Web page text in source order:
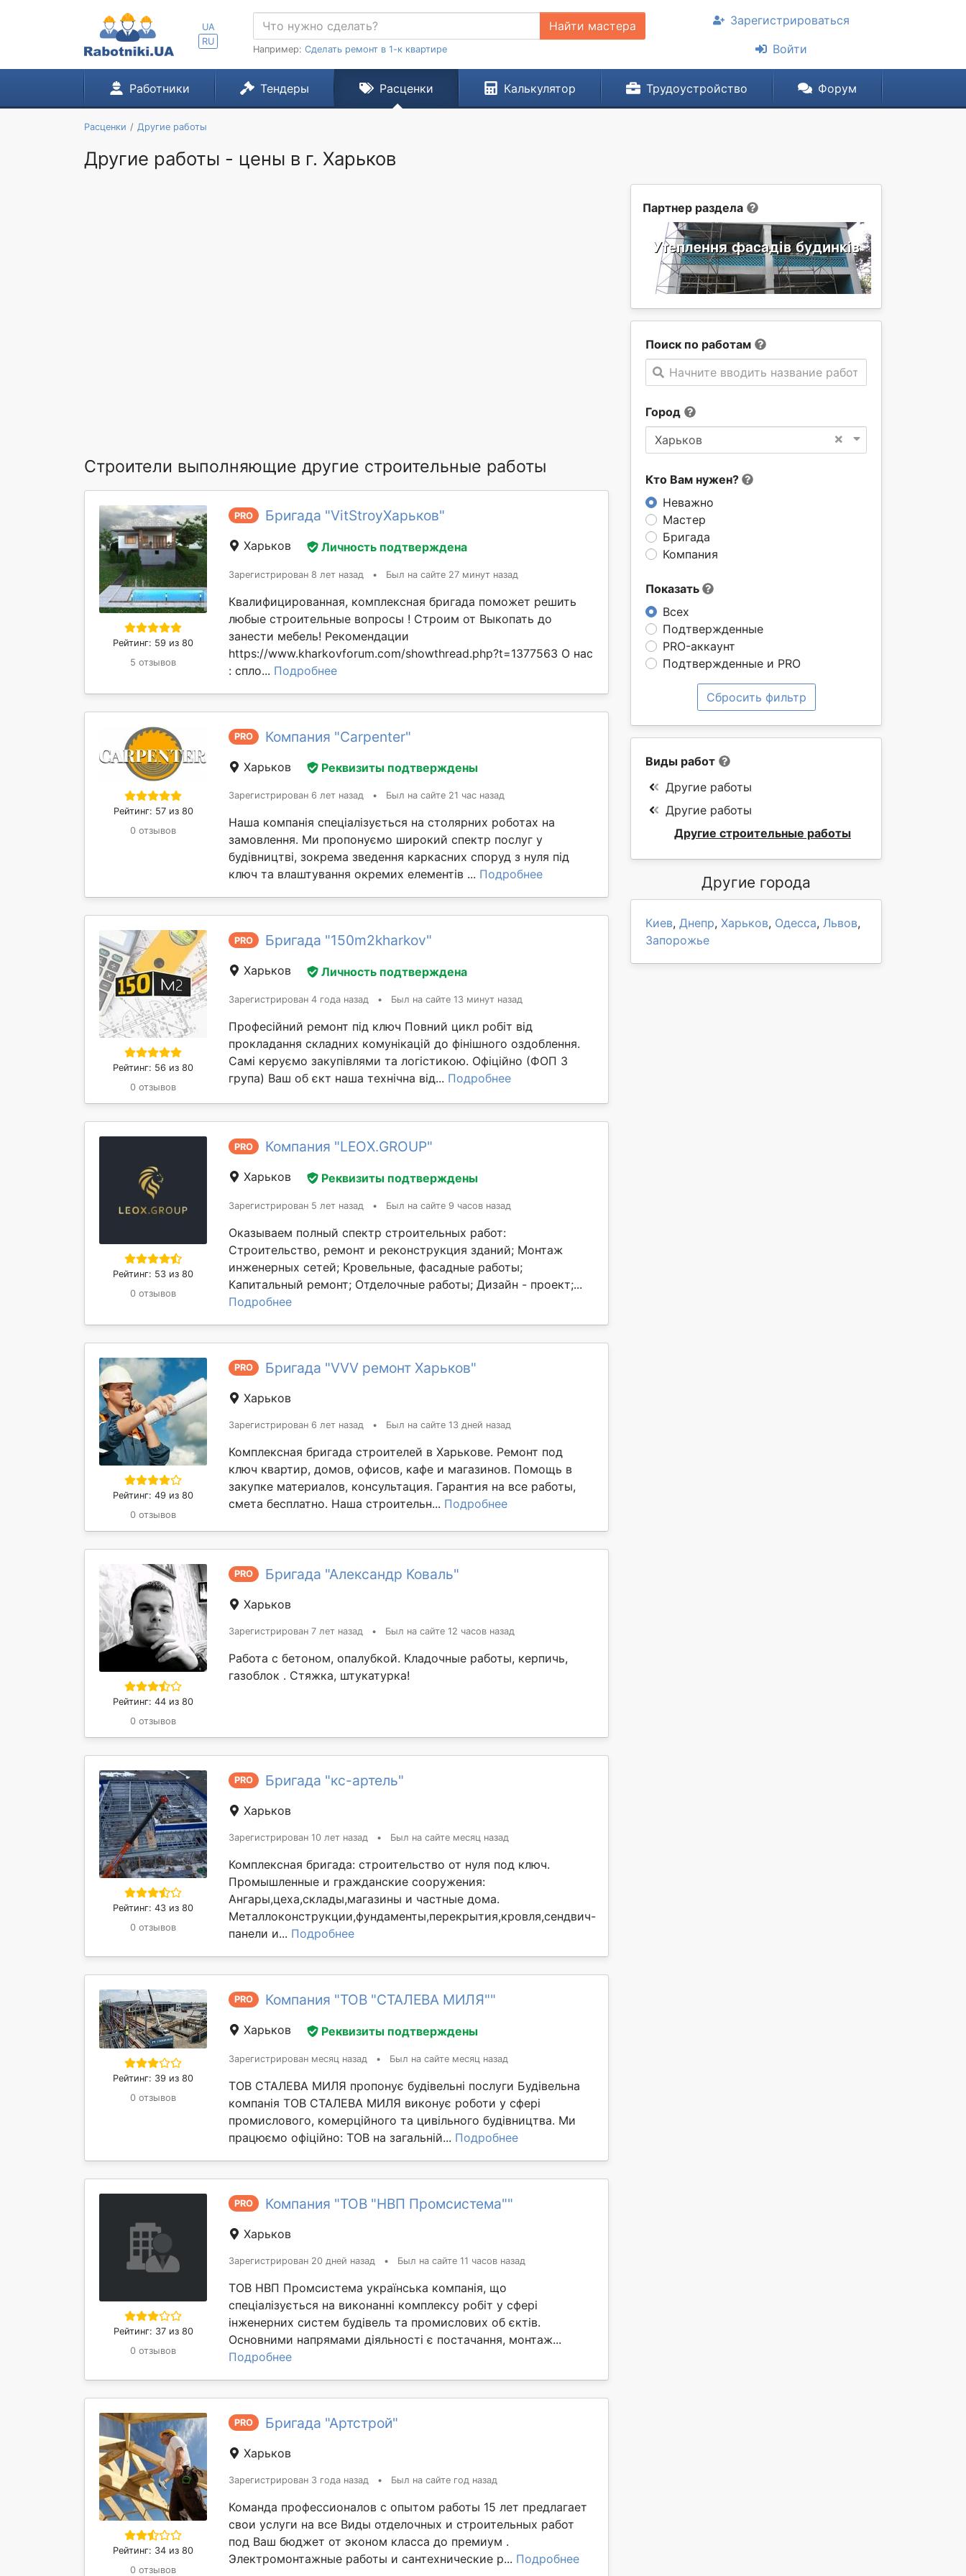
UA
RU
Найти мастера
Например: Сделать ремонт в 1-к квартире
Зарегистрироваться
Войти
Работники Тендеры Расценки Калькулятор Трудоустройство Форум
Расценки Другие работы
Другие работы - цены в г. Харьков
Партнер раздела
Поиск по работам
Начните вводить название работы
Город
×
Харьков
Кто Вам нужен?
Неважно
Мастер
Бригада
Компания
Показать
Всех
Подтвержденные
PRO-аккаунт
Подтвержденные и PRO
Сбросить фильтр
Строители выполняющие другие строительные работы
Рейтинг: 59 из 80
5 отзывов
PRO Бригада "VitStroyХарьков"
Харьков Личность подтверждена
Зарегистрирован 8 лет назад • Был на сайте 27 минут назад
Квалифицированная, комплексная бригада поможет решить
любые строительные вопросы ! Строим от Выкопать до
занести мебель! Рекомендации
https://www.kharkovforum.com/showthread.php?t=1377563 О нас
: спло... Подробнее
Рейтинг: 57 из 80
0 отзывов
PRO Компания "Сarpenter"
Харьков Реквизиты подтверждены
Зарегистрирован 6 лет назад • Был на сайте 21 час назад
Наша компанія спеціалізується на столярних роботах на
замовлення. Ми пропонуємо широкий спектр послуг у
будівництві, зокрема зведення каркасних споруд з нуля під
ключ та влаштування окремих елементів ... Подробнее
Рейтинг: 56 из 80
0 отзывов
PRO Бригада "150m2kharkov"
Харьков Личность подтверждена
Зарегистрирован 4 года назад • Был на сайте 13 минут назад
Професійний ремонт під ключ Повний цикл робіт від
прокладання складних комунікацій до фінішного оздоблення.
Самі керуємо закупівлями та логістикою. Офіційно (ФОП 3
група) Ваш об єкт наша технічна від... Подробнее
Рейтинг: 53 из 80
0 отзывов
PRO Компания "LEOX.GROUP"
Харьков Реквизиты подтверждены
Зарегистрирован 5 лет назад • Был на сайте 9 часов назад
Оказываем полный спектр строительных работ:
Строительство, ремонт и реконструкция зданий; Монтаж
инженерных сетей; Кровельные, фасадные работы;
Капитальный ремонт; Отделочные работы; Дизайн - проект;...
Подробнее
Рейтинг: 49 из 80
0 отзывов
PRO Бригада "VVV ремонт Харьков"
Харьков
Зарегистрирован 6 лет назад • Был на сайте 13 дней назад
Комплексная бригада строителей в Харькове. Ремонт под
ключ квартир, домов, офисов, кафе и магазинов. Помощь в
закупке материалов, консультация. Гарантия на все работы,
смета бесплатно. Наша строительн... Подробнее
Рейтинг: 44 из 80
0 отзывов
PRO Бригада "Александр Коваль"
Харьков
Зарегистрирован 7 лет назад • Был на сайте 12 часов назад
Работа с бетоном, опалубкой. Кладочные работы, керпичь,
газоблок . Стяжка, штукатурка!
Рейтинг: 43 из 80
0 отзывов
PRO Бригада "кс-артель"
Харьков
Зарегистрирован 10 лет назад • Был на сайте месяц назад
Комплексная бригада: cтроительство от нуля под ключ.
Промышленные и гражданские сооружения:
Ангары,цеха,склады,магазины и частные дома.
Металлоконструкции,фундаменты,перекрытия,кровля,сендвич-
панели и... Подробнее
Рейтинг: 39 из 80
0 отзывов
PRO Компания "ТОВ "СТАЛЕВА МИЛЯ""
Харьков Реквизиты подтверждены
Зарегистрирован месяц назад • Был на сайте месяц назад
ТОВ СТАЛЕВА МИЛЯ пропонує будівельні послуги Будівельна
компанія ТОВ СТАЛЕВА МИЛЯ виконує роботи у сфері
промислового, комерційного та цивільного будівництва. Ми
працюємо офіційно: ТОВ на загальній... Подробнее
Рейтинг: 37 из 80
0 отзывов
PRO Компания "ТОВ "НВП Промсистема""
Харьков
Зарегистрирован 20 дней назад • Был на сайте 11 часов назад
ТОВ НВП Промсистема українська компанія, що
спеціалізується на виконанні комплексу робіт у сфері
інженерних систем будівель та промислових об єктів.
Основними напрямами діяльності є постачання, монтаж...
Подробнее
Рейтинг: 34 из 80
0 отзывов
PRO Бригада "Артстрой"
Харьков
Зарегистрирован 3 года назад • Был на сайте год назад
Команда профессионалов с опытом работы 15 лет предлагает
свои услуги на все Виды отделочных и строительных работ
под Ваш бюджет от эконом класса до премиум .
Электромонтажные работы и сантехнические р... Подробнее
Виды работ
Другие работы
Другие работы
Другие строительные работы
Другие города
Киев, Днепр, Харьков, Одесса, Львов,
Запорожье